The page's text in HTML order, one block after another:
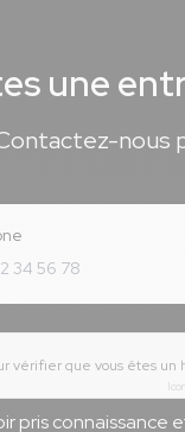
une
nous
pris connaissance